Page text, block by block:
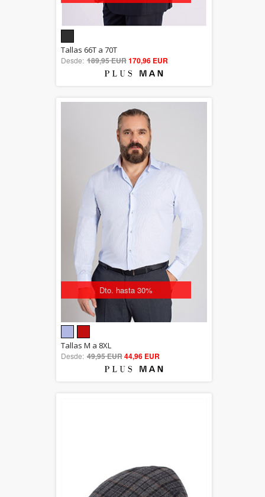
5.00
out of 5
Tallas 66T a 70T
Desde: 189,95 EUR170,96 EUR
Dto. hasta 30%
out of 5
Tallas M a 8XL
Desde: 49,95 EUR44,96 EUR